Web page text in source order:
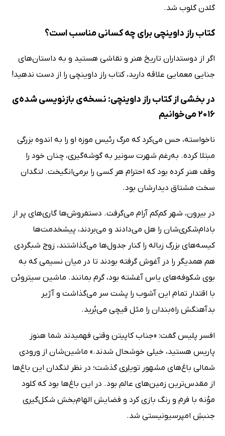
گلدن گلوب شد.
کتاب راز داوینچی برای چه کسانی مناسب است؟
اگر از دوستداران تاریخ هنر و نقاشی هستید و به داستان‌های
جنایی معمایی علاقه دارید، کتاب راز داوینچی را از دست ندهید!
در بخشی از کتاب راز داوینچی: نسخه‌ی بازنویسی شده‌ی
2016 می‌خوانیم
ناخواسته، حس می‌کرد که مرگ رئیس موزه او را به اندوه بزرگی
مبتلا کرده. به‌رغم شهرت سونیر به گوشه‌گیری، چنان خود را
وقف هنر کرده بود که احترام هر کسی را برمی‌انگیخت. لنگدان
سخت مشتاق دیدارشان بود.
در بیرون، شهر کم‌کم آرام می‌گرفت. دستفروش‌ها گاری‌های پر از
بادام‌شکری‌شان را هل می‌دادند و می‌بردند، پیشخدمت‌ها
کیسه‌های بزرگ زباله را کنار جدول‌ها می‌گذاشتند، زوج شبگردی
هم همدیگر را در آغوش گرفته بودند تا در میان نسیمی که به
بوی شکوفه‌های یاس آغشته بود، گرم بمانند. ماشین سیتروئن
با اقتدار تمام این آشوب را پشت سر می‌گذاشت و آژیر
بدآهنگش راه‌بندان را مثل قیچی می‌بُرید.
افسر پلیس گفت: «جناب کاپیتن وقتی فهمیدند شما هنوز
پاریس هستید، خیلی خوشحال شدند.» ماشین‌شان از ورودی
شمالی باغ‌های مشهور تویلِری گذشت؛ در نظر لنگدان این باغ‌ها
از مقدس‌ترین زمین‌های عالم بود. در این باغ‌ها بود که کلود
موُنه با فرم و رنگ بازی کرد و فضایش الهام‌بخش شکل‌گیری
جنبشِ امپرسیونیستی شد.